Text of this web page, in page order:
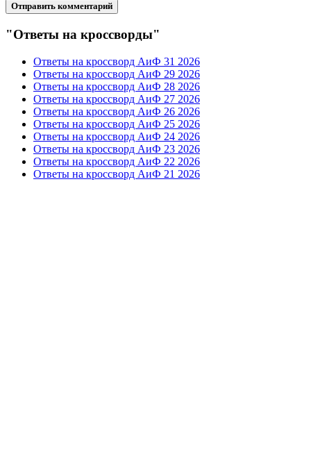
"Ответы на кроссворды"
Ответы на кроссворд АиФ 31 2026
Ответы на кроссворд АиФ 29 2026
Ответы на кроссворд АиФ 28 2026
Ответы на кроссворд АиФ 27 2026
Ответы на кроссворд АиФ 26 2026
Ответы на кроссворд АиФ 25 2026
Ответы на кроссворд АиФ 24 2026
Ответы на кроссворд АиФ 23 2026
Ответы на кроссворд АиФ 22 2026
Ответы на кроссворд АиФ 21 2026